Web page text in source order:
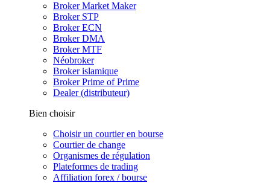
Broker Market Maker
Broker STP
Broker ECN
Broker DMA
Broker MTF
Néobroker
Broker islamique
Broker Prime of Prime
Dealer (distributeur)
Bien choisir
Choisir un courtier en bourse
Courtier de change
Organismes de régulation
Plateformes de trading
Affiliation forex / bourse